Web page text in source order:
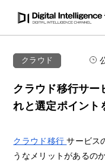
クラウド
クラウド移行サー
れと選定ポイント
クラウド移行サービス
うなメリットがあるの